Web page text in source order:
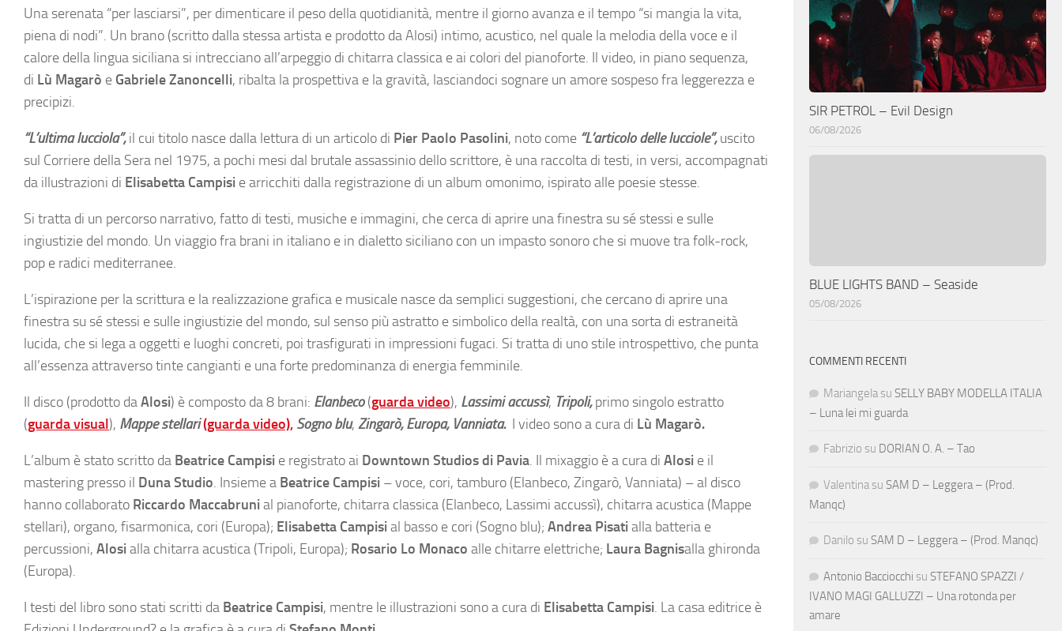
Una serenata “per lasciarsi”, per dimenticare il peso della quotidianità, mentre il giorno avanza e il tempo “si mangia la vita,
piena di nodi”. Un brano (scritto dalla stessa artista e prodotto da Alosi) intimo, acustico, nel quale la melodia della voce e il
calore della lingua siciliana si intrecciano all’arpeggio di chitarra classica e ai colori del pianoforte. Il video, in piano sequenza,
di Lù Magarò e Gabriele Zanoncelli, ribalta la prospettiva e la gravità, lasciandoci sognare un amore sospeso fra leggerezza e
precipizi.
“L’ultima lucciola”,il cui titolo nasce dalla lettura di un articolo di Pier Paolo Pasolini, noto come “L’articolo delle lucciole”,uscito
sul Corriere della Sera nel 1975, a pochi mesi dal brutale assassinio dello scrittore, è una raccolta di testi, in versi, accompagnati
da illustrazioni di Elisabetta Campisi e arricchiti dalla registrazione di un album omonimo, ispirato alle poesie stesse.
Si tratta di un percorso narrativo, fatto di testi, musiche e immagini, che cerca di aprire una finestra su sé stessi e sulle
ingiustizie del mondo. Un viaggio fra brani in italiano e in dialetto siciliano con un impasto sonoro che si muove tra folk-rock,
pop e radici mediterranee.
L’ispirazione per la scrittura e la realizzazione grafica e musicale nasce da semplici suggestioni, che cercano di aprire una
finestra su sé stessi e sulle ingiustizie del mondo, sul senso più astratto e simbolico della realtà, con una sorta di estraneità
lucida, che si lega a oggetti e luoghi concreti, poi trasfigurati in impressioni fugaci. Si tratta di uno stile introspettivo, che punta
all’essenza attraverso tinte cangianti e una forte predominanza di energia femminile.
Il disco (prodotto daAlosi) è composto da 8 brani: Elanbeco(guarda video), Lassimi accussì, Tripoli,primo singolo estratto
(guarda visual), Mappe stellari(guarda video), Sogno blu, Zingarò, Europa, Vanniata. I video sono a cura di Lù Magarò.
L’album è stato scritto da Beatrice Campisi e registrato ai Downtown Studios di Pavia. Il mixaggio è a cura di Alosi e il
mastering presso il Duna Studio. Insieme a Beatrice Campisi – voce, cori, tamburo (Elanbeco, Zingarò, Vanniata) – al disco
hanno collaborato Riccardo Maccabruni al pianoforte, chitarra classica (Elanbeco, Lassimi accussì), chitarra acustica (Mappe
stellari), organo, fisarmonica, cori (Europa); Elisabetta Campisi al basso e cori (Sogno blu); Andrea Pisati alla batteria e
percussioni, Alosi alla chitarra acustica (Tripoli, Europa); Rosario Lo Monaco alle chitarre elettriche; Laura Bagnisalla ghironda
(Europa).
I testi del libro sono stati scritti da Beatrice Campisi, mentre le illustrazioni sono a cura di Elisabetta Campisi. La casa editrice è
SIR PETROL – Evil Design
06/08/2026
BLUE LIGHTS BAND – Seaside
05/08/2026
COMMENTI RECENTI
Mariangela su SELLY BABY MODELLA ITALIA
– Luna lei mi guarda
Fabrizio su DORIAN O. A. – Tao
Valentina su SAM D – Leggera – (Prod.
Manqc)
Danilo su SAM D – Leggera – (Prod. Manqc)
Antonio Bacciocchi su STEFANO SPAZZI /
IVANO MAGI GALLUZZI – Una rotonda per
amare